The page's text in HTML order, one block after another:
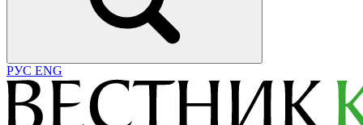
РУС ENG